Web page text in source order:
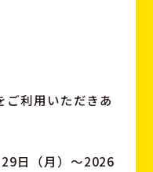
ご利用いただきあ
日（月）～2026